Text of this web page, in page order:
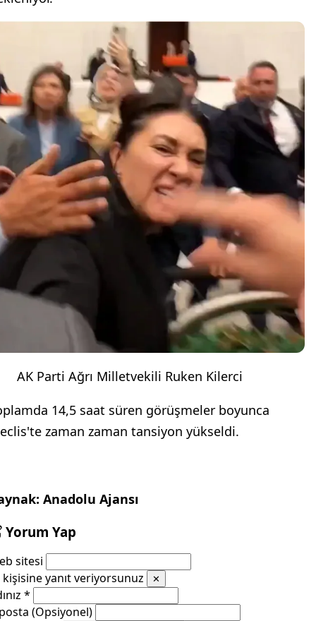
AK Parti Ağrı Milletvekili Ruken Kilerci
14,5 saat süren görüşmeler boyunca
zaman zaman tansiyon yükseldi.
Anadolu Ajansı
Yorum Yap
sitesi
kişisine yanıt veriyorsunuz
✕
*
(Opsiyonel)